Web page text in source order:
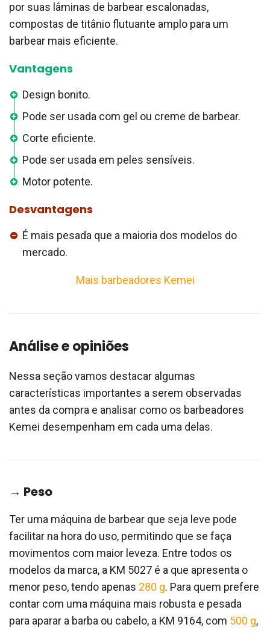
por suas lâminas de barbear escalonadas,
compostas de titânio flutuante amplo para um
barbear mais eficiente.
Vantagens
Design bonito.
Pode ser usada com gel ou creme de barbear.
Corte eficiente.
Pode ser usada em peles sensíveis.
Motor potente.
Desvantagens
É mais pesada que a maioria dos modelos do
mercado.
Mais barbeadores Kemei
Análise e opiniões
Nessa seção vamos destacar algumas
características importantes a serem observadas
antes da compra e analisar como os barbeadores
Kemei desempenham em cada uma delas.
→ Peso
Ter uma máquina de barbear que seja leve pode
facilitar na hora do uso, permitindo que se faça
movimentos com maior leveza. Entre todos os
modelos da marca, a KM 5027 é a que apresenta o
menor peso, tendo apenas 280 g. Para quem prefere
contar com uma máquina mais robusta e pesada
para aparar a barba ou cabelo, a ‎KM 9164, com 500 g,